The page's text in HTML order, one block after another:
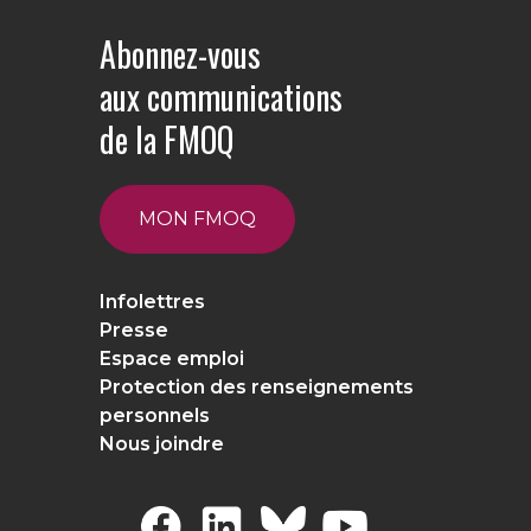
Abonnez-vous
aux communications
de la FMOQ
MON FMOQ
Infolettres
Presse
Espace emploi
Protection des renseignements
personnels
Nous joindre